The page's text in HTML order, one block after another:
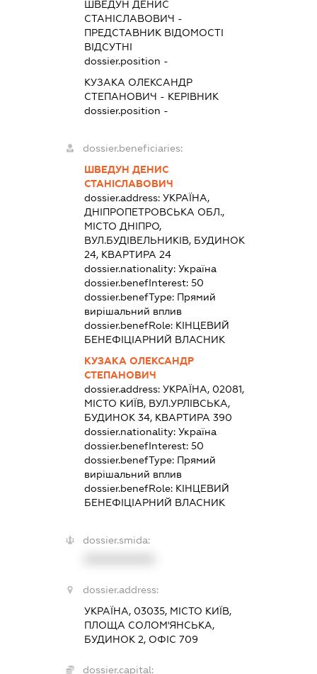
ШВЕДУН ДЕНИС
СТАНІСЛАВОВИЧ -
ПРЕДСТАВНИКВІДОМОСТІ
ВІДСУТНІ
dossier.position -
КУЗАКА ОЛЕКСАНДР
СТЕПАНОВИЧ - КЕРІВНИК
dossier.position -
dossier.beneficiaries:
ШВЕДУН ДЕНИС
СТАНІСЛАВОВИЧ
dossier.address: УКРАЇНА,
ДНІПРОПЕТРОВСЬКА ОБЛ.,
МІСТО ДНІПРО,
ВУЛ.БУДІВЕЛЬНИКІВ, БУДИНОК
24, КВАРТИРА 24
dossier.nationality: Україна
dossier.benefInterest: 50
dossier.benefType: Прямий
вирішальний вплив
dossier.benefRole: КІНЦЕВИЙ
БЕНЕФІЦІАРНИЙ ВЛАСНИК
КУЗАКА ОЛЕКСАНДР
СТЕПАНОВИЧ
dossier.address: УКРАЇНА, 02081,
МІСТО КИЇВ, ВУЛ.УРЛІВСЬКА,
БУДИНОК 34, КВАРТИРА 390
dossier.nationality: Україна
dossier.benefInterest: 50
dossier.benefType: Прямий
вирішальний вплив
dossier.benefRole: КІНЦЕВИЙ
БЕНЕФІЦІАРНИЙ ВЛАСНИК
dossier.smida:
dossier.address:
УКРАЇНА, 03035, МІСТО КИЇВ,
ПЛОЩА СОЛОМ'ЯНСЬКА,
БУДИНОК 2, ОФІС 709
dossier.capital: